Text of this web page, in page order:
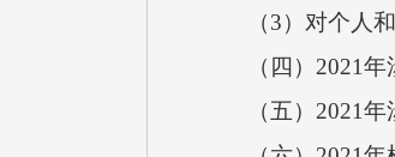
（3）对个人和
（四）2021年涉
（五）2021年涉